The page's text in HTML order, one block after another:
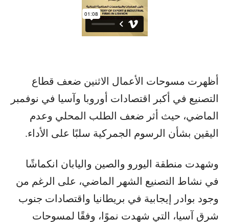
أظهرت مسوحات الأعمال الاثنين ضعف قطاع
التصنيع في أكبر اقتصادات أوروبا وآسيا في نوفمبر
الماضي، حيث أثر ضعف الطلب المحلي وعدم
اليقين بشأن الرسوم الجمركية سلبًا على الأداء.
وشهدت منطقة اليورو والصين واليابان انكماشًا
في نشاط التصنيع الشهر الماضي، على الرغم من
وجود بوادر إيجابية في بريطانيا واقتصادات جنوب
شرق آسيا، التي شهدت نموًا، وفقًا لمسوحات